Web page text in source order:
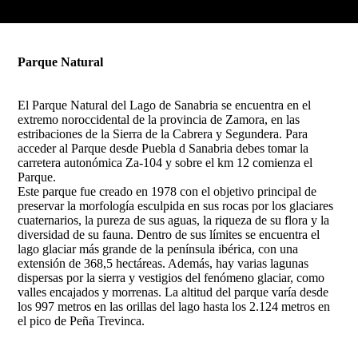
Parque Natural
El Parque Natural del Lago de Sanabria se encuentra en el
extremo noroccidental de la provincia de Zamora, en las
estribaciones de la Sierra de la Cabrera y Segundera. Para
acceder al Parque desde Puebla d Sanabria debes tomar la
carretera autonómica Za-104 y sobre el km 12 comienza el
Parque.
Este parque fue creado en 1978 con el objetivo principal de
preservar la morfología esculpida en sus rocas por los glaciares
cuaternarios, la pureza de sus aguas, la riqueza de su flora y la
diversidad de su fauna. Dentro de sus límites se encuentra el
lago glaciar más grande de la península ibérica, con una
extensión de 368,5 hectáreas. Además, hay varias lagunas
dispersas por la sierra y vestigios del fenómeno glaciar, como
valles encajados y morrenas. La altitud del parque varía desde
los 997 metros en las orillas del lago hasta los 2.124 metros en
el pico de Peña Trevinca.